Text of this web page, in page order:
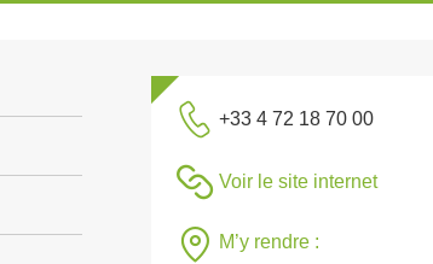
+33 4 72 18 70 00
Voir le site internet
M’y rendre :